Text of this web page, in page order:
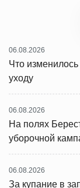
06.08.2026
Что
уходу
06.08.2026
На полях
уборочной
06.08.2026
За купание в